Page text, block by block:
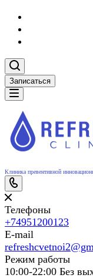
Записаться
Клиника превентивной
Телефоны
+74951200123
E-mail
Режим работы
10:00-22:00 Без